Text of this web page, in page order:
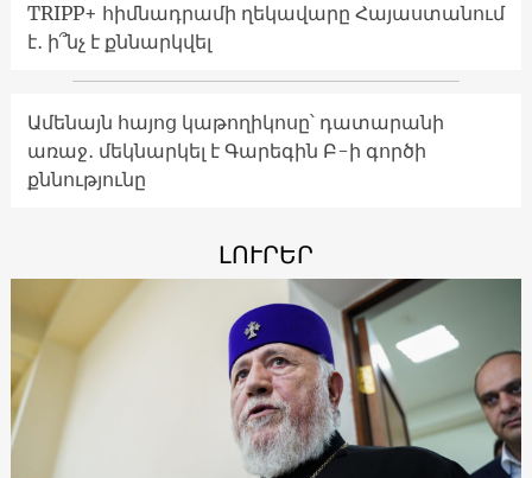
TRIPP+ հիմնադրամի ղեկավարը Հայաստանում
է․ ի՞նչ է քննարկվել
Ամենայն հայոց կաթողիկոսը՝ դատարանի
առաջ․ մեկնարկել է Գարեգին Բ-ի գործի
քննությունը
ԼՈՒՐԵՐ